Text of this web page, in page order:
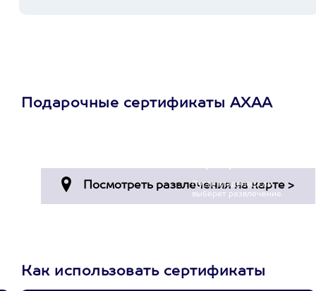
Подарочные сертификаты АХАА
Пусть владелец сам
выберет развлечение.
Как использовать сертификаты